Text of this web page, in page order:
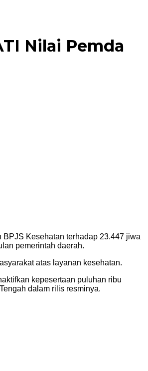
Nilai Pemda
Kesehatan terhadap 23.447 jiwa
pemerintah daerah.
atas layanan kesehatan.
kepesertaan puluhan ribu
dalam rilis resminya.